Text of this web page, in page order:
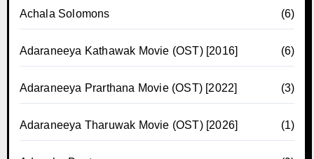
Achala Solomons (6)
Adaraneeya Kathawak Movie (OST) [2016] (6)
Adaraneeya Prarthana Movie (OST) [2022] (3)
Adaraneeya Tharuwak Movie (OST) [2026] (1)